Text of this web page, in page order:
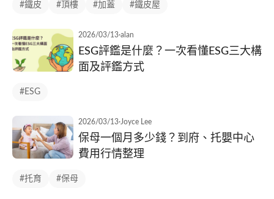
#鐵皮 #頂樓 #加蓋 #鐵皮屋
2026/03/13·alan
ESG評鑑是什麼？一次看懂ESG三大構
面及評鑑方式
#ESG
2026/03/13·Joyce Lee
保母一個月多少錢？到府、托嬰中心
費用行情整理
#托育 #保母